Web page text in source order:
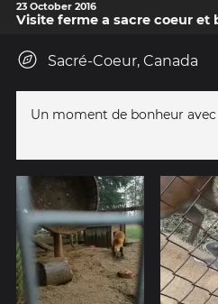
23 October 2016
Visite ferme a sacre coeur et
Sacré-Coeur, Canada
Un moment de bonheur